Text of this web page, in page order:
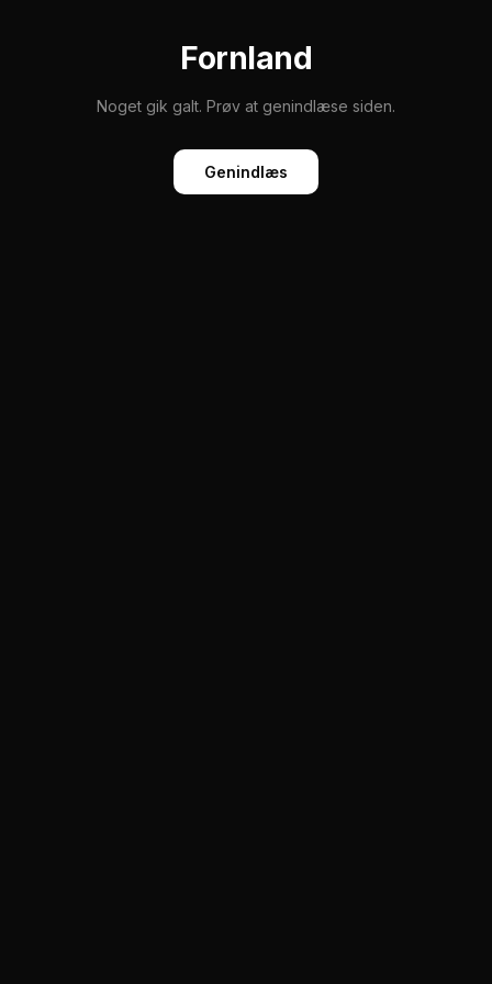
Fornland
Noget gik galt. Prøv at genindlæse siden.
Genindlæs